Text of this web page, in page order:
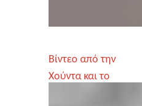
Βίντεο από την
Χούντα και το